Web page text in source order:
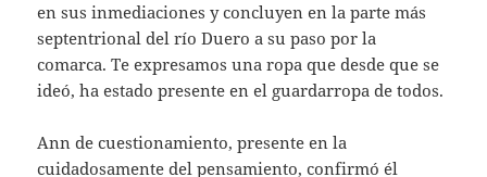
en sus inmediaciones y concluyen en la parte más
septentrional del río Duero a su paso por la
comarca. Te expresamos una ropa que desde que se
ideó, ha estado presente en el guardarropa de todos.
Ann de cuestionamiento, presente en la
cuidadosamente del pensamiento, confirmó él